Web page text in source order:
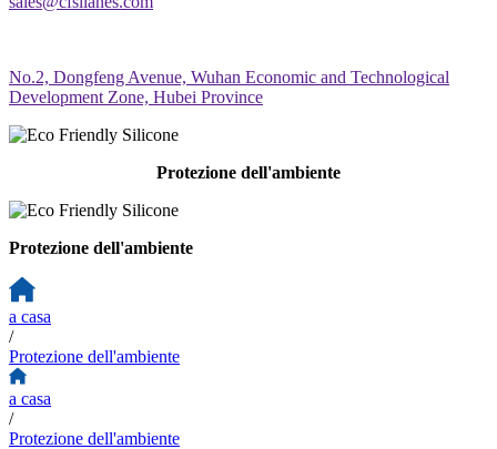
No.2, Dongfeng Avenue, Wuhan Economic and Technological
Development Zone, Hubei Province
Protezione dell'ambiente
Protezione dell'ambiente
a casa
/
Protezione dell'ambiente
a casa
/
Protezione dell'ambiente